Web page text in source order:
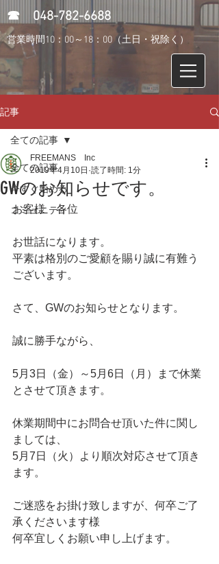
​☎ 048-782-6688
営業時間10：00～18：00（土日・祝除く）
記事
全ての記事
今すぐ始める
コミュニティ
全ての記事
GWのお知らせです。
FREEMANS Inc
2019年4月10日 読了時間: 1分
お客様　各位
お世話になります。
平素は格別のご愛顧を賜り誠に有難う
ございます。
さて、GWのお知らせとなります。
誠に勝手ながら、
5月3日（金）～5月6日（月）まで休業
とさせて頂きます。
休業期間中にお問合せ頂いた件に関し
ましては、
5月7日（火）より順次対応させて頂き
ます。
ご迷惑をお掛け致しますが、何卒ご了
承くださいます様
何卒宜しくお願い申し上げます。